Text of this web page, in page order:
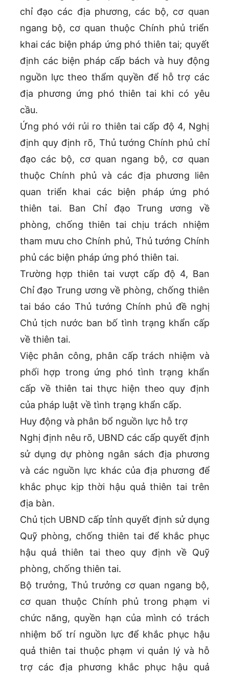
chỉ đạo các địa phương, các bộ, cơ quan
ngang bộ, cơ quan thuộc Chính phủ triển
khai các biện pháp ứng phó thiên tai; quyết
định các biện pháp cấp bách và huy động
nguồn lực theo thẩm quyền để hỗ trợ các
địa phương ứng phó thiên tai khi có yêu
cầu.
Ứng phó với rủi ro thiên tai cấp độ 4, Nghị
định quy định rõ, Thủ tướng Chính phủ chỉ
đạo các bộ, cơ quan ngang bộ, cơ quan
thuộc Chính phủ và các địa phương liên
quan triển khai các biện pháp ứng phó
thiên tai. Ban Chỉ đạo Trung ương về
phòng, chống thiên tai chịu trách nhiệm
tham mưu cho Chính phủ, Thủ tướng Chính
phủ các biện pháp ứng phó thiên tai.
Trường hợp thiên tai vượt cấp độ 4, Ban
Chỉ đạo Trung ương về phòng, chống thiên
tai báo cáo Thủ tướng Chính phủ đề nghị
Chủ tịch nước ban bố tình trạng khẩn cấp
về thiên tai.
Việc phân công, phân cấp trách nhiệm và
phối hợp trong ứng phó tình trạng khẩn
cấp về thiên tai thực hiện theo quy định
của pháp luật về tình trạng khẩn cấp.
Huy động và phân bổ nguồn lực hỗ trợ
Nghị định nêu rõ, UBND các cấp quyết định
sử dụng dự phòng ngân sách địa phương
và các nguồn lực khác của địa phương để
khắc phục kịp thời hậu quả thiên tai trên
địa bàn.
Chủ tịch UBND cấp tỉnh quyết định sử dụng
Quỹ phòng, chống thiên tai để khắc phục
hậu quả thiên tai theo quy định về Quỹ
phòng, chống thiên tai.
Bộ trưởng, Thủ trưởng cơ quan ngang bộ,
cơ quan thuộc Chính phủ trong phạm vi
chức năng, quyền hạn của mình có trách
nhiệm bố trí nguồn lực để khắc phục hậu
quả thiên tai thuộc phạm vi quản lý và hỗ
trợ các địa phương khắc phục hậu quả